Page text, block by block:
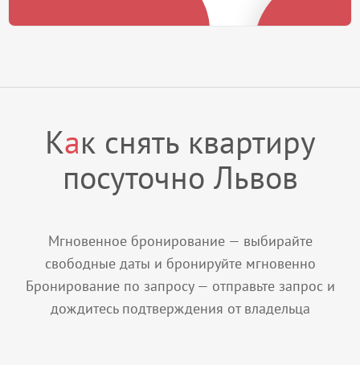
Как снять квартиру
посуточно Львов
Мгновенное бронирование — выбирайте
свободные даты и бронируйте мгновенно
Бронирование по запросу — отправьте запрос и
дождитесь подтверждения от владельца